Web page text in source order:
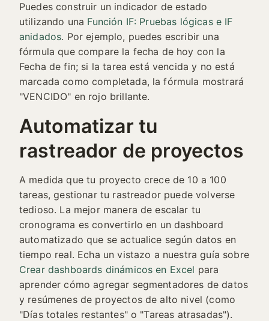
Puedes construir un indicador de estado
utilizando una Función IF: Pruebas lógicas e IF
anidados. Por ejemplo, puedes escribir una
fórmula que compare la fecha de hoy con la
Fecha de fin; si la tarea está vencida y no está
marcada como completada, la fórmula mostrará
"VENCIDO" en rojo brillante.
Automatizar tu
rastreador de proyectos
A medida que tu proyecto crece de 10 a 100
tareas, gestionar tu rastreador puede volverse
tedioso. La mejor manera de escalar tu
cronograma es convertirlo en un dashboard
automatizado que se actualice según datos en
tiempo real. Echa un vistazo a nuestra guía sobre
Crear dashboards dinámicos en Excel para
aprender cómo agregar segmentadores de datos
y resúmenes de proyectos de alto nivel (como
"Días totales restantes" o "Tareas atrasadas").